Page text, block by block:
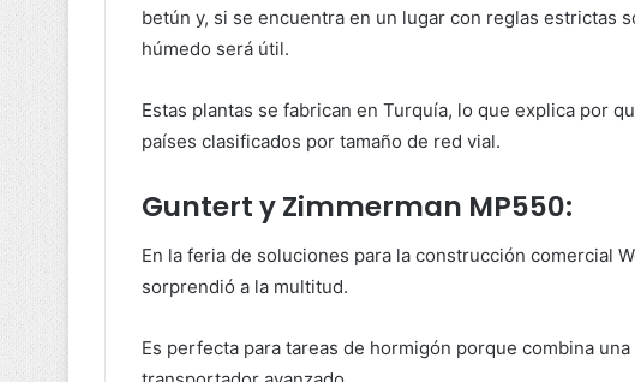
betún y, si se encuentra en un lugar con reglas estrictas
húmedo será útil.
Estas plantas se fabrican en Turquía, lo que explica por
países clasificados por tamaño de red vial.
Guntert y Zimmerman MP550:
En la feria de soluciones para la construcción comercial
sorprendió a la multitud.
Es perfecta para tareas de hormigón porque combina